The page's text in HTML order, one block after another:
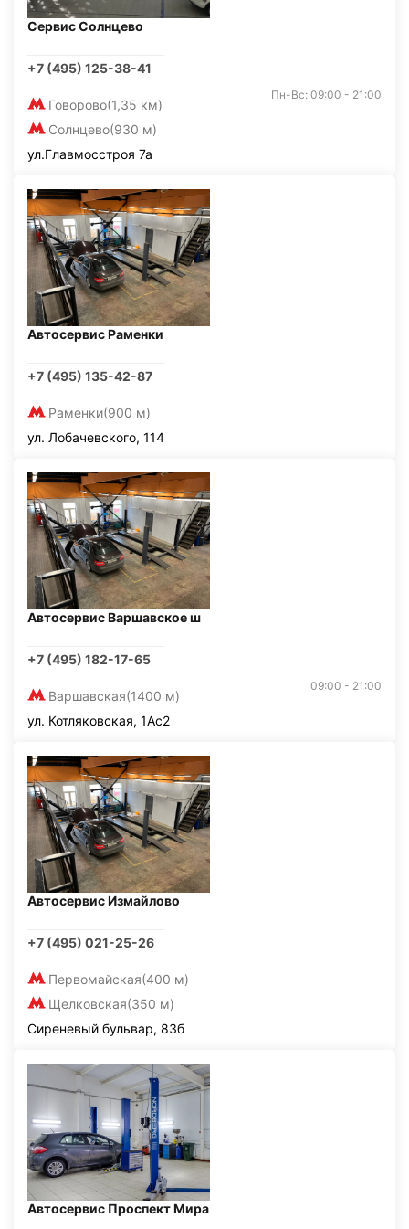
Сервис Солнцево
+7 (495) 125-38-41
Говорово(1,35 км)
Солнцево(930 м)
Пн-Вс: 09:00 - 21:00
ул.Главмосстроя 7а
Автосервис Раменки
+7 (495) 135-42-87
Раменки(900 м)
ул. Лобачевского, 114
Автосервис Варшавское ш
+7 (495) 182-17-65
Варшавская(1400 м)
09:00 - 21:00
ул. Котляковская, 1Ас2
Автосервис Измайлово
+7 (495) 021-25-26
Первомайская(400 м)
Щелковская(350 м)
Сиреневый бульвар, 83б
Автосервис Проспект Мира